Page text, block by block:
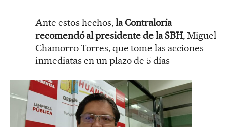
Ante estos hechos,la Contraloría
recomendó al presidente de la SBH, Miguel
Chamorro Torres, que tome las acciones
inmediatas en un plazo de 5 días